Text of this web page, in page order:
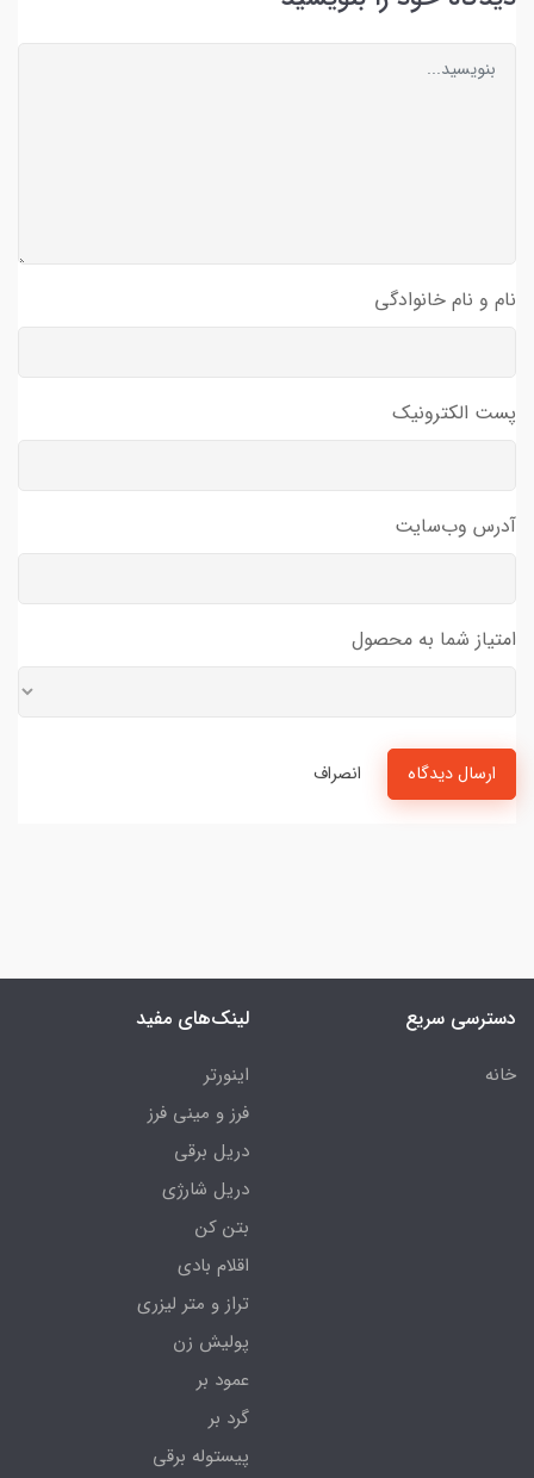
نام و نام خانوادگی
پست الکترونیک
آدرس وب‌سایت
امتیاز شما به محصول
ارسال دیدگاه انصراف
دسترسی سریع
خانه
لینک‌های مفید
اینورتر
فرز و مینی فرز
دریل برقی
دریل شارژی
بتن کن
اقلام بادی
تراز و متر لیزری
پولیش زن
عمود بر
گرد بر
پیستوله برقی